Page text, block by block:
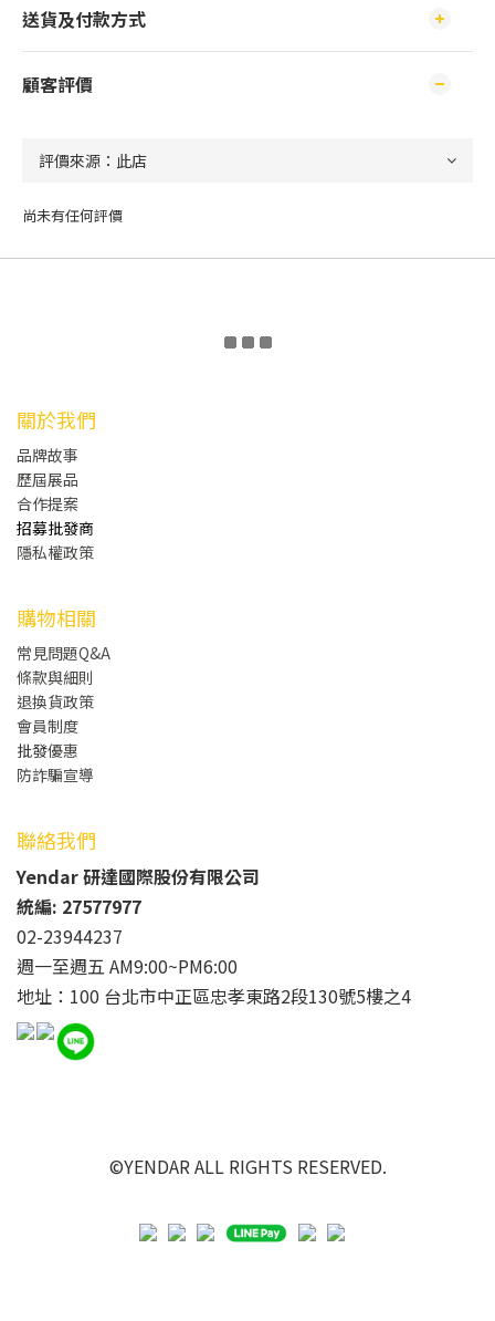
送貨及付款方式
顧客評價
尚未有任何評價
關於我們
品牌故事
歷屆展品
合作提案
招募批發商
隱私權政策
購物相關
常見問題Q&A
條款與細則
退換貨政策
會員制度
批發優惠
防詐騙宣導
聯絡我們
Yendar 研達國際股份有限公司
統編: 27577977
02-23944237
週一至週五 AM9:00~PM6:00
地址：100 台北市中正區忠孝東路2段130號5樓之4
©YENDAR ALL RIGHTS RESERVED.